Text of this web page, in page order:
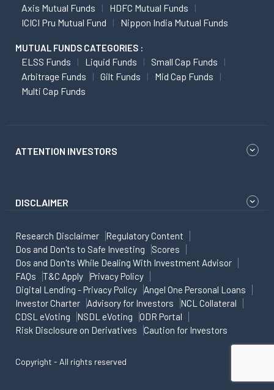
Axis Mutual Funds
HDFC Mutual Funds
ICICI Pru Mutual Fund
Nippon India Mutual Funds
MUTUAL FUNDS CATEGORIES :
ELSS Funds Liquid Funds
Small Cap Funds
Arbitrage Funds
Gilt Funds
Mid Cap Funds
Multi Cap Funds
ATTENTION INVESTORS
DISCLAIMER
Research Disclaimer
Regulatory Content
Dos and Don'ts to Safe Investing
Scores
Dos and Don'ts While Dealing With Investment Advisor
FAQs
T&C Apply
Privacy Policy
Digital Lending - Privacy Policy
Angel One Personal Loans
Investor Charter
Advisory for Investors
NCL Collateral
CDSL eVoting
NSDL eVoting
ODR Portal
Risk Disclosure on Derivatives
Caution for Investors
Copyright - All rights reserved